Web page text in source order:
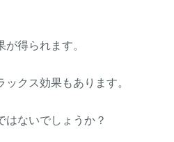
得られます。
クス効果もあります。
ないでしょうか？